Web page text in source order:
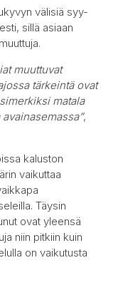
välisiä syy-
sillä asiaan
muuttuvat
tärkeintä ovat
matala
,
kaluston
vaikuttaa
Täysin
ovat yleensä
niin pitkiin kuin
on vaikutusta